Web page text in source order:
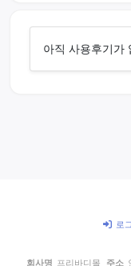
아직 사용후기가
로
회사명 프리바디몰 주소